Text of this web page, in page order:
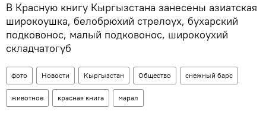
В Красную книгу Кыргызстана занесены азиатская
широкоушка, белобрюхий стрелоух, бухарский
подковонос, малый подковонос, широкоухий
складчатогуб
фото Новости Кыргызстан Общество снежный барс
животное красная книга марал